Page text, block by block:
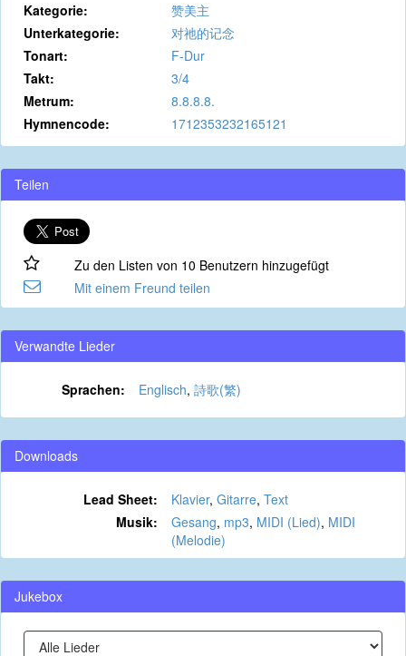
Kategorie:
赞美主
Unterkategorie:
对祂的记念
Tonart:
F-Dur
Takt:
3/4
Metrum:
8.8.8.8.
Hymnencode:
1712353232165121
Teilen
Zu den Listen von 10 Benutzern hinzugefügt
Mit einem Freund teilen
Verwandte Lieder
Sprachen: Englisch, 詩歌(繁)
Downloads
Lead Sheet: Klavier, Gitarre, Text
Musik:
Gesang, mp3, MIDI (Lied), MIDI
(Melodie)
Jukebox